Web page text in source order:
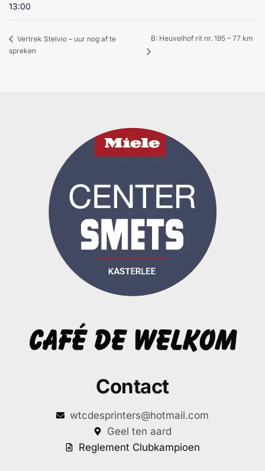
13:00
Vertrek Stelvio – uur nog af te
spreken
B: Heuvelhof rit nr. 195 – 77 km
Contact
wtcdesprinters@hotmail.com
Geel ten aard
Reglement Clubkampioen